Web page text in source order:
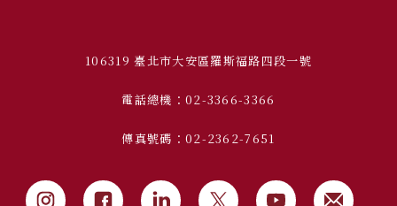
106319 臺北市大安區羅斯福路四段一號
電話總機：02-3366-3366
傳真號碼：02-2362-7651